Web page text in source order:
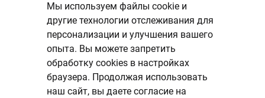
Мы используем файлы cookie и
другие технологии отслеживания для
персонализации и улучшения вашего
опыта. Вы можете запретить
обработку сookies в настройках
браузера. Продолжая использовать
наш сайт, вы даете согласие на